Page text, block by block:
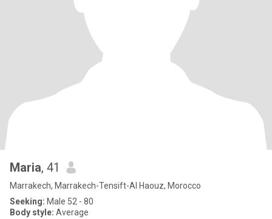
Maria, 41
Marrakech, Marrakech-Tensift-Al Haouz, Morocco
Seeking: Male 52 - 80
Body style: Average